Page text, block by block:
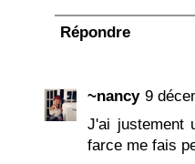
Répondre
~nancy 9
J'ai justement
farce me fais